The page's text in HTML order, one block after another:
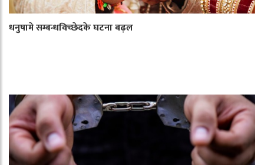
धनुषामे सम्बन्धविच्छेदके घटना बढ़ल